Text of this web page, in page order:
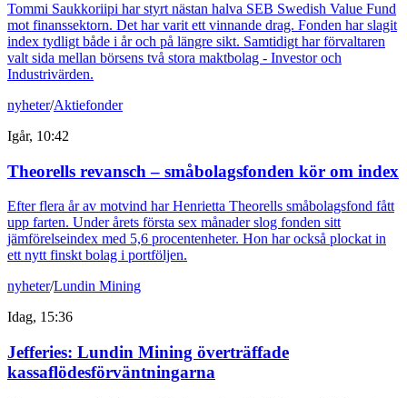
Tommi Saukkoriipi har styrt nästan halva SEB Swedish Value Fund
mot finanssektorn. Det har varit ett vinnande drag. Fonden har slagit
index tydligt både i år och på längre sikt. Samtidigt har förvaltaren
valt sida mellan börsens två stora maktbolag - Investor och
Industrivärden.
nyheter/Aktiefonder
Igår, 10:42
Theorells revansch – småbolagsfonden kör om index
Efter flera år av motvind har Henrietta Theorells småbolagsfond fått
upp farten. Under årets första sex månader slog fonden sitt
jämförelseindex med 5,6 procentenheter. Hon har också plockat in
ett nytt finskt bolag i portföljen.
nyheter/Lundin Mining
Idag, 15:36
Jefferies: Lundin Mining överträffade
kassaflödesförväntningarna